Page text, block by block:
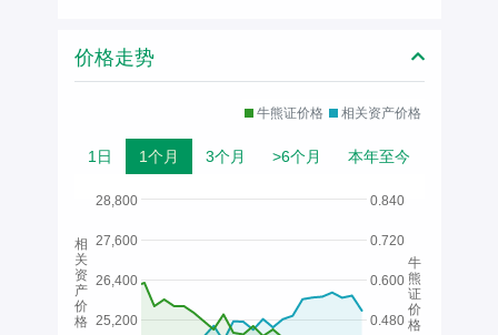
价格走势
牛熊证价格 相关资产价格
1日 1个月 3个月 >6个月 本年至今
26,400
28,800
25,200
27,600
0.480
0.600
0.720
0.840
相
关
资
产
价
格
牛
熊
证
价
格